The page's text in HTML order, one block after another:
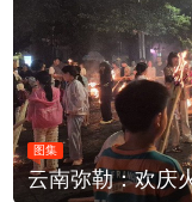
图集
云南弥勒：欢庆